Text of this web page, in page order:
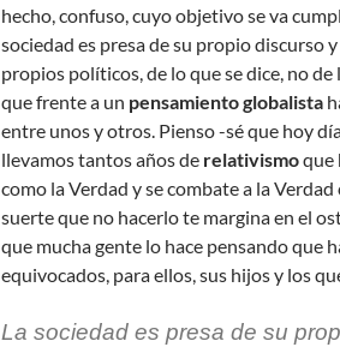
hecho, confuso, cuyo objetivo se va
sociedad es presa de su propio discurso
propios políticos, de lo que se dice, no de
que frente a un pensamiento globalista
entre unos y otros. Pienso -sé que hoy
llevamos tantos años de relativismoque
como la Verdad y se combate a la
suerte que no hacerlo te margina en el
que mucha gente lo hace pensando que
equivocados, para ellos, sus hijos y los
La sociedad es presa de su